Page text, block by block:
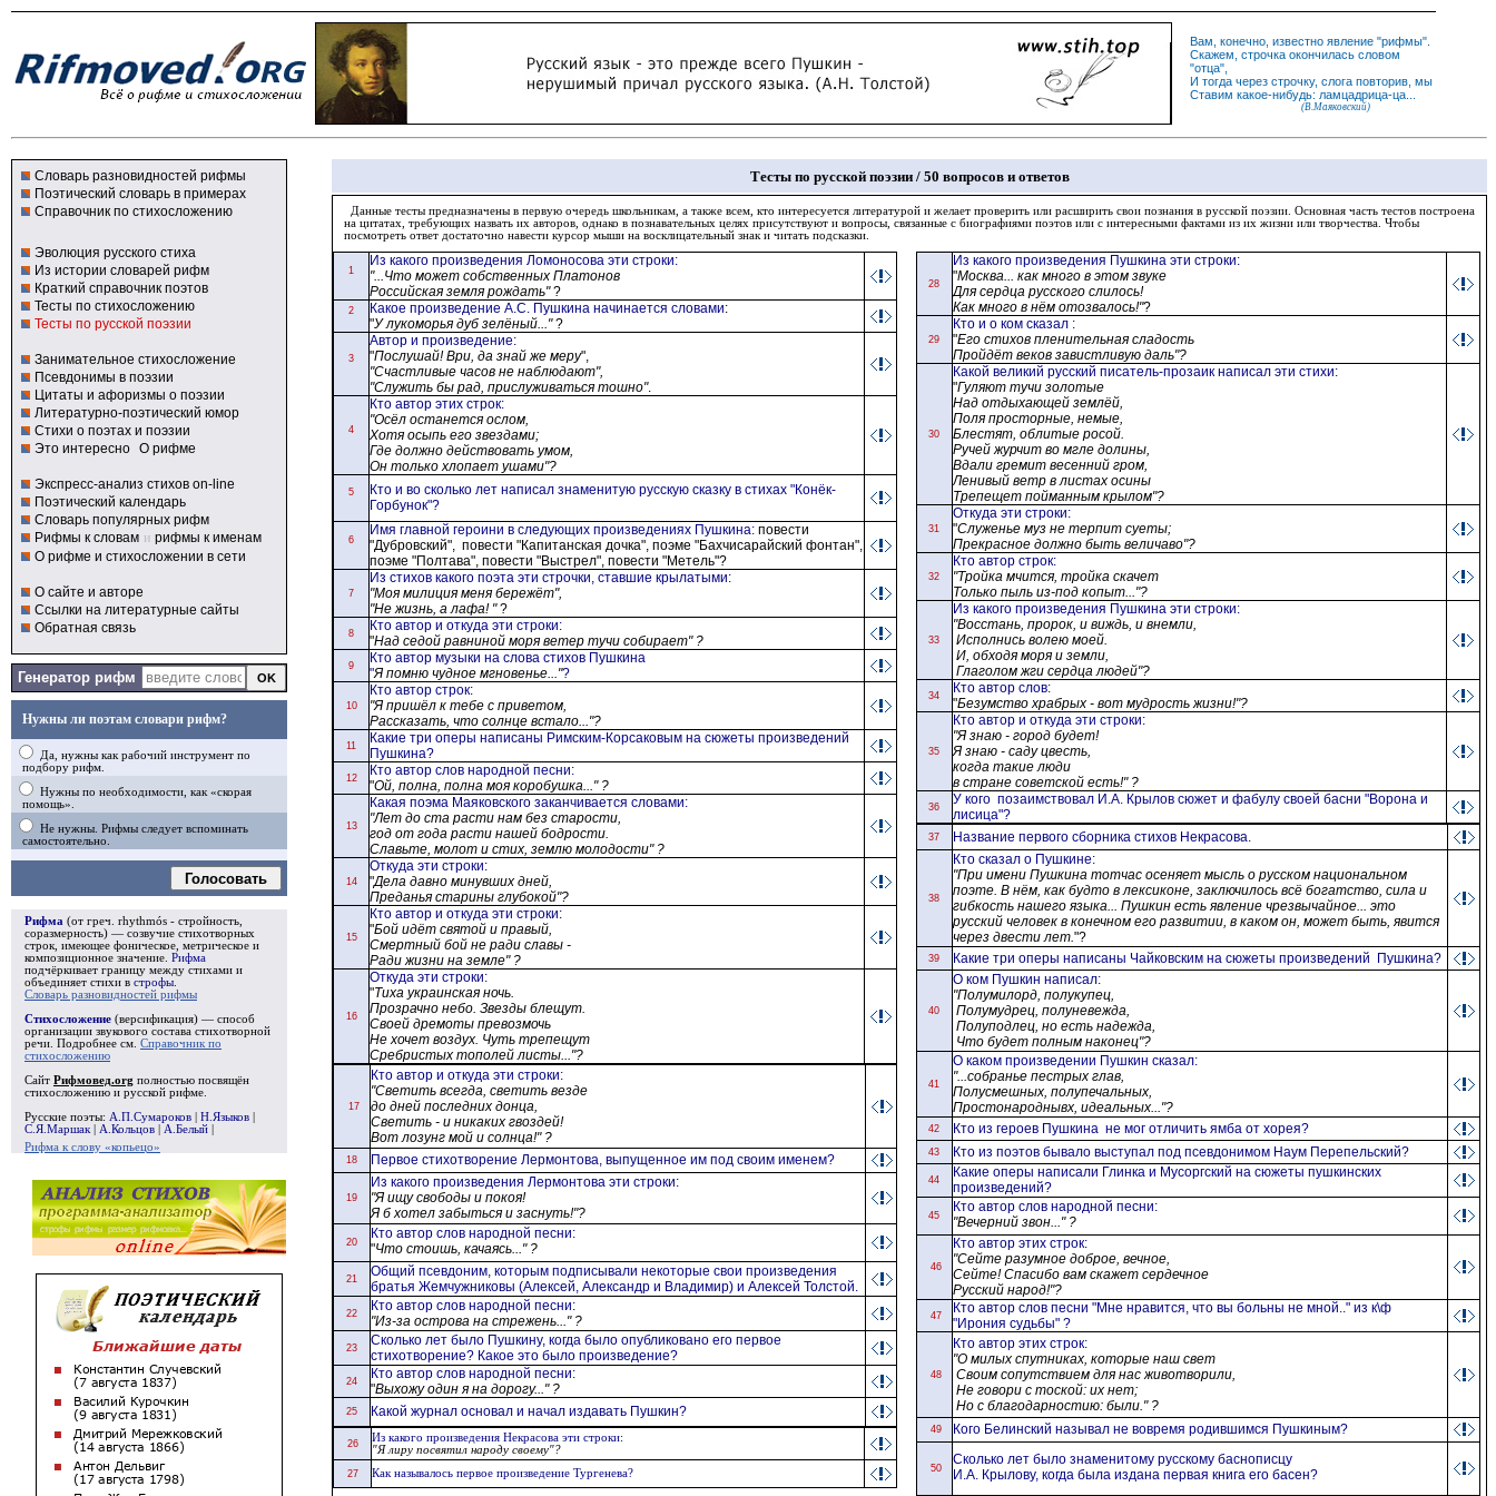
Вам, конечно, известно явление "рифмы".
Скажем, строчка окончилась словом
"отца",
И тогда через строчку, слога повторив, мы
Ставим какое-нибудь: ламцадрица-ца...
(В.Маяковский)
Словарь разновидностей рифмы
Поэтический словарь в примерах
Справочник по стихосложению
Эволюция русского стиха
Из истории словарей рифм
Краткий справочник поэтов
Тесты по стихосложению
Тесты по русской поэзии
Занимательное стихосложение
Псевдонимы в поэзии
Цитаты и афоризмы о поэзии
Литературно-поэтический юмор
Стихи о поэтах и поэзии
Это интересно О рифме
Экспресс-анализ стихов on-line
Поэтический календарь
Словарь популярных рифм
Рифмы к словам и рифмы к именам
О рифме и стихосложении в сети
О сайте и авторе
Ссылки на литературные сайты
Обратная связь
Генератор рифм
Нужны ли поэтам словари рифм?
Да, нужны как рабочий инструмент по
подбору рифм.
Нужны по необходимости, как «скорая
помощь».
Не нужны. Рифмы следует вспоминать
самостоятельно.
Голосовать
Рифма (от греч. rhythmós - стройность,
соразмерность) — созвучие стихотворных
строк, имеющее фоническое, метрическое и
композиционное значение. Рифма
подчёркивает границу между стихами и
объединяет стихи в строфы
Словарь разновидностей рифмы
Стихосложение (версификация) — способ
организации звукового состава стихотворной
речи. Подробнее см. Справочник по
стихосложению
Сайт Рифмовед.org полностью посвящён
стихосложению и русской рифме.
Русские поэты: А.П.Сумароков Н.Языков
С.Я.Маршак
А.Кольцов А.Белый
Рифма к слову «копьецо»
Тесты по русской поэзии /50 вопросов и ответов
Данные тесты предназначены в первую очередь школьникам, а также всем, кто интересуется литературой и желает проверить или расширить свои познания в русской поэзии. Основная часть тестов построена
на цитатах, требующих назвать их авторов, однако в познавательных целях присутствуют и вопросы, связанные с биографиями поэтов или с интересными фактами из их жизни или творчества. Чтобы
посмотреть ответ достаточно навести курсор мыши на восклицательный знак и читать подсказки.
1
Из какого произведения Ломоносова эти строки:
"...Что может собственных Платонов
Российская земля рождать"?
2 Какое произведение А.С. Пушкина начинается словами:
"У лукоморья дуб зелёный..."?
3
Автор и произведение:
"Послушай! Ври, да знай же меру",
"Счастливые часов не наблюдают",
"Служить бы рад, прислуживаться тошно".
4
Кто автор этих строк:
"Осёл останется ослом,
Хотя осыпь его звездами;
Где должно действовать умом,
Он только хлопает ушами"?
5
Кто и во сколько лет написал знаменитую русскую сказку в стихах "Конёк-
Горбунок"?
6
Имя главной героини в следующих произведениях Пушкина: повести
"Дубровский", повести "Капитанская дочка", поэме "Бахчисарайский фонтан",
поэме "Полтава", повести "Выстрел", повести "Метель"?
7
Из стихов какого поэта эти строчки, ставшие крылатыми:
"Моя милиция меня бережёт",
"Не жизнь, а лафа! "?
8 Кто автор и откуда эти строки:
"Над седой равниной моря ветер тучи собирает" ?
9
Кто автор музыки на слова стихов Пушкина
"Я помню чудное мгновенье..."?
10
Кто автор строк:
"Я пришёл к тебе с приветом,
Рассказать, что солнце встало..."?
11
Какие три оперы написаны Римским-Корсаковым на сюжеты произведений
Пушкина?
12 Кто автор слов народной песни:
"Ой, полна, полна моя коробушка..." ?
13
Какая поэма Маяковского заканчивается словами:
"Лет до ста расти нам без старости,
год от года расти нашей бодрости.
Славьте, молот и стих, землю молодости" ?
14
Откуда эти строки:
"Дела давно минувших дней,
Преданья старины глубокой"?
15
Кто автор и откуда эти строки:
"Бой идёт святой и правый,
Смертный бой не ради славы -
Ради жизни на земле" ?
16
Откуда эти строки:
"Тиха украинская ночь.
Прозрачно небо. Звезды блещут.
Своей дремоты превозмочь
Не хочет воздух. Чуть трепещут
Сребристых тополей листы..."?
17
Кто автор и откуда эти строки:
"Светить всегда, светить везде
до дней последних донца,
Светить - и никаких гвоздей!
Вот лозунг мой и солнца!" ?
18 Первое стихотворение Лермонтова, выпущенное им под своим именем?
19
Из какого произведения Лермонтова эти строки:
"Я ищу свободы и покоя!
Я б хотел забыться и заснуть!"?
20
Кто автор слов народной песни:
"Что стоишь, качаясь..." ?
21
Общий псевдоним, которым подписывали некоторые свои произведения
братья Жемчужниковы (Алексей, Александр и Владимир) и Алексей Толстой.
22 Кто автор слов народной песни:
"Из-за острова на стрежень..." ?
23
Сколько лет было Пушкину, когда было опубликовано его первое
стихотворение? Какое это было произведение?
24 Кто автор слов народной песни:
"Выхожу один я на дорогу..." ?
25 Какой журнал основал и начал издавать Пушкин?
26 Из какого произведения Некрасова эти строки:
"Я лиру посвятил народу своему"?
27 Как называлось первое произведение Тургенева?
28
Из какого произведения Пушкина эти строки:
"Москва... как много в этом звуке
Для сердца русского слилось!
Как много в нём отозвалось!"?
29
Кто и о ком сказал :
"Его стихов пленительная сладость
Пройдёт веков завистливую даль"?
30
Какой великий русский писатель-прозаик написал эти стихи:
"Гуляют тучи золотые
Над отдыхающей землёй,
Поля просторные, немые,
Блестят, облитые росой.
Ручей журчит во мгле долины,
Вдали гремит весенний гром,
Ленивый ветр в листах осины
Трепещет пойманным крылом"?
31
Откуда эти строки:
"Служенье муз не терпит суеты;
Прекрасное должно быть величаво"?
32
Кто автор строк:
"Тройка мчится, тройка скачет
Только пыль из-под копыт..."?
33
Из какого произведения Пушкина эти строки:
"Восстань, пророк, и виждь, и внемли,
Исполнись волею моей.
И, обходя моря и земли,
Глаголом жги сердца людей"?
34 Кто автор слов:
"Безумство храбрых - вот мудрость жизни!"?
35
Кто автор и откуда эти строки:
"Я знаю - город будет!
Я знаю - саду цвесть,
когда такие люди
в стране советской есть!" ?
36
У кого позаимствовал И.А. Крылов сюжет и фабулу своей басни "Ворона и
лисица"?
37 Название первого сборника стихов Некрасова.
38
Кто сказал о Пушкине:
"При имени Пушкина тотчас осеняет мысль о русском национальном
поэте. В нём, как будто в лексиконе, заключилось всё богатство, сила и
гибкость нашего языка... Пушкин есть явление чрезвычайное... это
русский человек в конечном его развитии, в каком он, может быть, явится
через двести лет."?
39 Какие три оперы написаны Чайковским на сюжеты произведений Пушкина?
40
О ком Пушкин написал:
"Полумилорд, полукупец,
Полумудрец, полуневежда,
Полуподлец, но есть надежда,
Что будет полным наконец"?
41
О каком произведении Пушкин сказал:
"...собранье пестрых глав,
Полусмешных, полупечальных,
Простонароднывх, идеальных..."?
42 Кто из героев Пушкина не мог отличить ямба от хорея?
43 Кто из поэтов бывало выступал под псевдонимом Наум Перепельский?
44
Какие оперы написали Глинка и Мусоргский на сюжеты пушкинских
произведений?
45
Кто автор слов народной песни:
"Вечерний звон..." ?
46
Кто автор этих строк:
"Сейте разумное доброе, вечное,
Сейте! Спасибо вам скажет сердечное
Русский народ!"?
47
Кто автор слов песни "Мне нравится, что вы больны не мной.." из к\ф
"Ирония судьбы" ?
48
Кто автор этих строк:
"О милых спутниках, которые наш свет
Своим сопутствием для нас животворили,
Не говори с тоской: их нет;
Но с благодарностию: были." ?
49 Кого Белинский называл не вовремя родившимся Пушкиным?
50
Сколько лет было знаменитому русскому баснописцу
И.А. Крылову, когда была издана первая книга его басен?